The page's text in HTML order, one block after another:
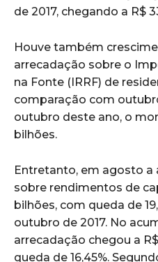
de 2017, chegando a R$
Houve também
arrecadação sobre o
na Fonte (IRRF) de
comparação com
outubro deste ano, o
bilhões.
Entretanto, em agosto a
sobre rendimentos de
bilhões, com queda de
outubro de 2017. No
arrecadação chegou a
queda de 16,45%.